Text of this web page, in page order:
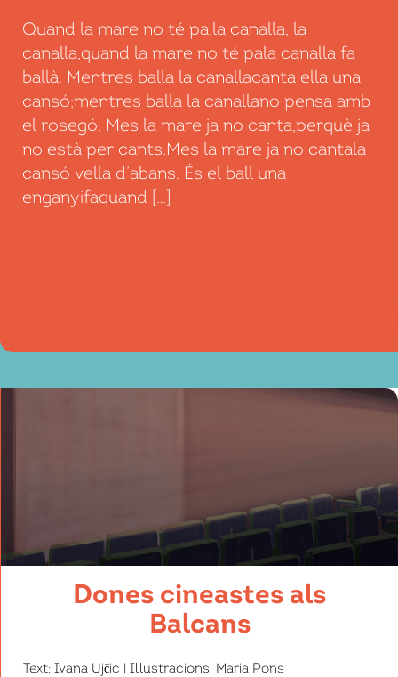
Quand la mare no té pa,la canalla, la
canalla,quand la mare no té pala canalla fa
ballà. Mentres balla la canallacanta ella una
cansó;mentres balla la canallano pensa amb
el rosegó. Mes la mare ja no canta,perquè ja
no està per cants.Mes la mare ja no cantala
cansó vella d’abans. És el ball una
enganyifaquand […]
Dones cineastes als
Balcans
Text: Ivana Ujčic | Il·lustracions: Maria Pons